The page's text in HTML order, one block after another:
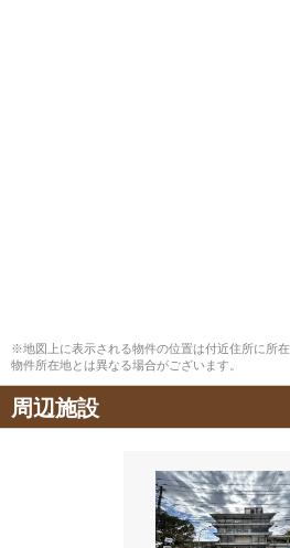
※地図上に表示される物件の位置は付近住所に所
物件所在地とは異なる場合がございます。
周辺施設